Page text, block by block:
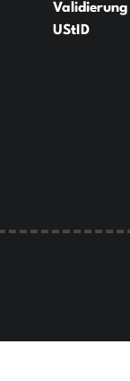
Validierung
UStID